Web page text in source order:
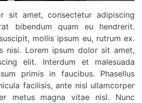
sit amet, consectetur adipiscing
bibendum quam eu hendrerit.
mollis ipsum eu, rutrum ex.
nisi. Lorem ipsum dolor sit amet,
elit. Interdum et malesuada
primis in faucibus. Phasellus
facilisis, ante nisl ullamcorper
metus magna vitae nisl. Nunc